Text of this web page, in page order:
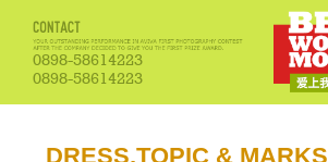
0898-58614223
0898-58614223